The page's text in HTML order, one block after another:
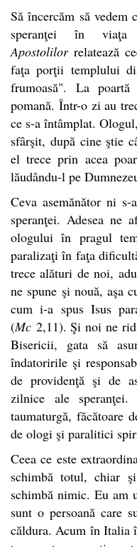
Să încercăm să vedem
speranţei în viaţa
Apostolilorrelatează
faţa porţii templului
frumoasă". La
pomană. Într-o zi au
ce s-a întâmplat.
sfârşit, după cine ştie
el trece prin acea
lăudându-l pe
Ceva asemănător ni
speranţei. Adesea
ologului în pragul
paralizaţi în faţa
trece alături de noi,
ne spune şi nouă, aşa
cum i-a spus Isus
(Mc 2,11). Şi noi ne
Bisericii, gata să
îndatoririle şi
de providenţă şi de
zilnice ale
taumaturgă, făcătoare
de ologi şi paralitici
Ceea ce este
schimbă totul, chiar
schimbă nimic. Eu am
sunt o persoană care
căldura. Acum în Italia